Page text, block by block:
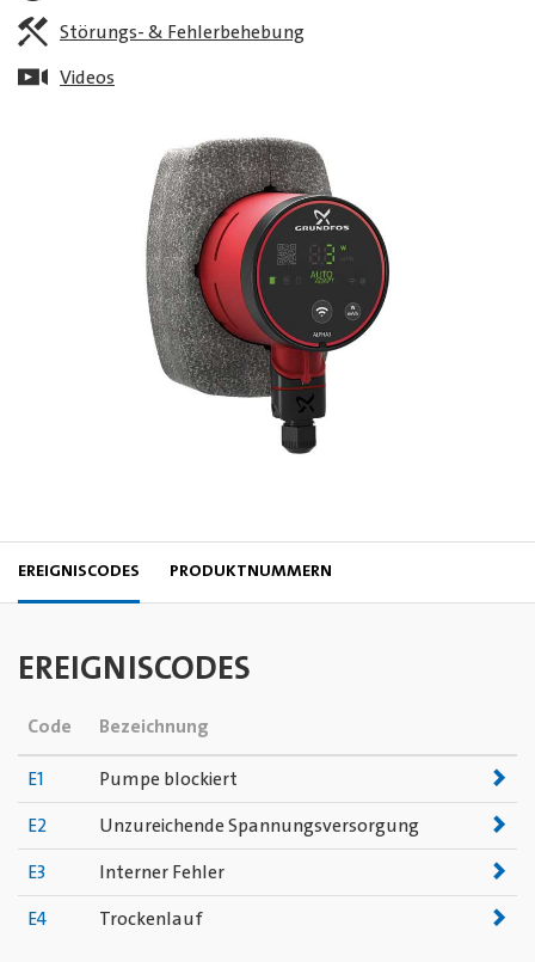
Störungs- & Fehlerbehebung
Videos
EREIGNISCODES PRODUKTNUMMERN
EREIGNISCODES
Code Bezeichnung
E1 Pumpe blockiert
E2 Unzureichende Spannungsversorgung
E3 Interner Fehler
E4 Trockenlauf